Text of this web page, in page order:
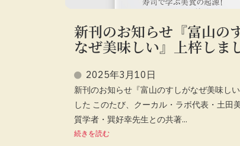
新刊のお知らせ『富山の
なぜ美味しい』上梓しま
2025年3月10日
新刊のお知らせ『富山のすしがなぜ美味し
した このたび、クーカル・ラボ代表・土田
質学者・巽好幸先生との共著...
続きを読む